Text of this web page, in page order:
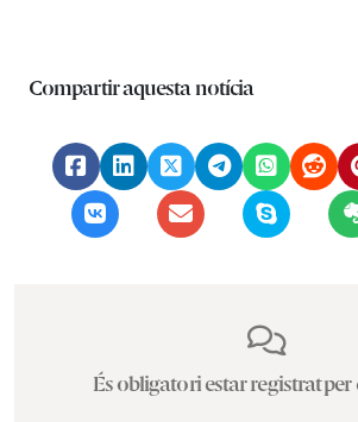
Compartir aquesta notícia
És obligatori estar registrat per